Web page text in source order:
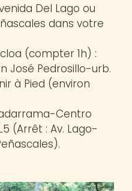
Del Lago ou
dans votre
(compter 1h) :
José Pedrosillo-urb.
à Pied (environ
Centro
(Arrêt : Av. Lago-